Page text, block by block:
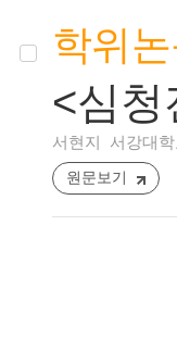
학위
<심
서현지 서강대
원문보기